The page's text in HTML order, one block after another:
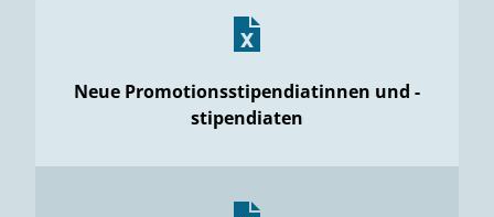
Neue Promotionsstipendiatinnen und -
stipendiaten